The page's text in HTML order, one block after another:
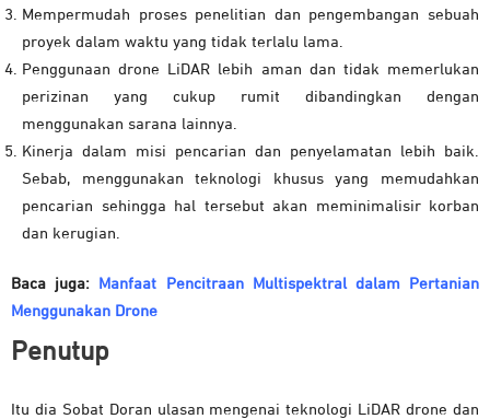
Mempermudah proses penelitian dan pengembangan sebuah
proyek dalam waktu yang tidak terlalu lama.
Penggunaan drone LiDAR lebih aman dan tidak memerlukan
perizinan yang cukup rumit dibandingkan dengan
menggunakan sarana lainnya.
Kinerja dalam misi pencarian dan penyelamatan lebih baik.
Sebab, menggunakan teknologi khusus yang memudahkan
pencarian sehingga hal tersebut akan meminimalisir korban
dan kerugian.
Baca juga: Manfaat Pencitraan Multispektral dalam Pertanian
Menggunakan Drone
Penutup
Itu dia Sobat Doran ulasan mengenai teknologi LiDAR drone dan